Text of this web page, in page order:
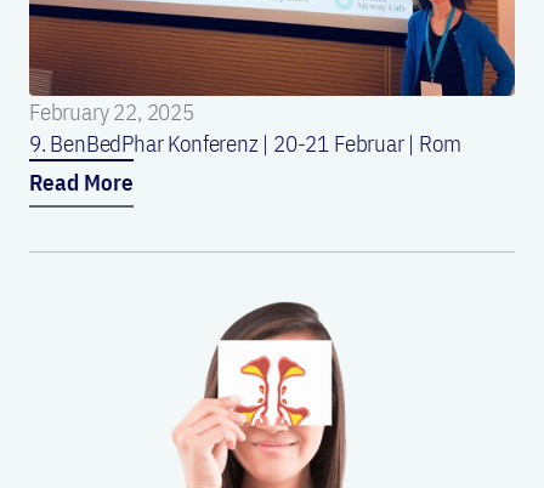
February 22, 2025
9. BenBedPhar Konferenz | 20-21 Februar | Rom
Read More